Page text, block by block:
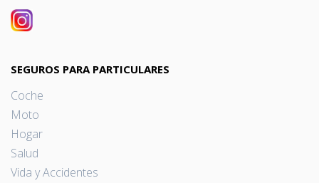
SEGUROS PARA PARTICULARES
Coche
Moto
Hogar
Salud
Vida y Accidentes